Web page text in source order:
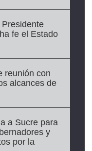
fe el Estado
reunión con
alcances de
a Sucre para
y
por la